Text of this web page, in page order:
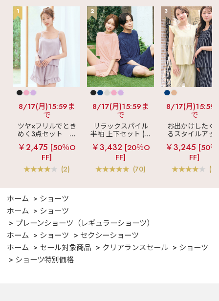
大人ガーリー #ブラ #
コード #ブラジャー #
ショーツ #Tバック #
ノンワイヤー #レース
#ノンワイヤーブラ #
盛れるブラ
1
8/17(月)15:59ま
で
ツヤ×フリルでとき
めく3点セット
シ
ルキー ショートパ
ンツ 3点セット
￥2,475 [50％O
FF]
(2)
2
8/17(月)15:59ま
で
リラックスパイル
半袖 上下セット (男
女兼用サイズ)
￥3,432 [20％O
FF]
(70)
3
8/17(月)15:59
で
お出かけしたく
るスタイルアッ
見え
ストライ
フリル ロングパ
ツ 綿混 上下セ
￥3,245 [50
FF]
(1)
ホーム
ショーツ
ホーム
ショーツ
プレーンショーツ（レギュラーショーツ）
ホーム
ショーツ
セクシーショーツ
ホーム
セール対象商品 クリアランスセール
ショーツ
ショーツ特別価格